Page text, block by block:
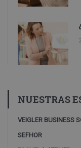
NUESTRAS
VEIGLER BUSINESS
SEFHOR